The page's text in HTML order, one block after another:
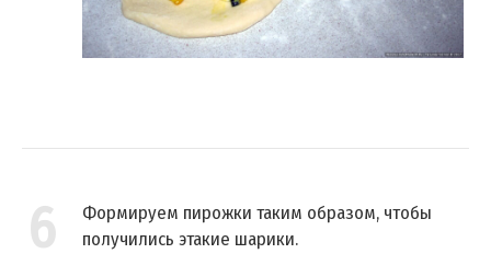
6
Формируем пирожки таким образом, чтобы
получились этакие шарики.